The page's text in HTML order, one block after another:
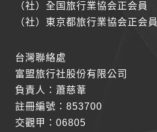
（社）全国旅行業協会正会員
（社）東京都旅行業協会正会員
台灣聯絡處
富盟旅行社股份有限公司
負責人：蕭慈葦
註冊編號：853700
交觀甲：06805